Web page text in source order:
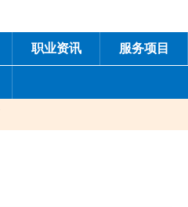
职业资讯 服务项目